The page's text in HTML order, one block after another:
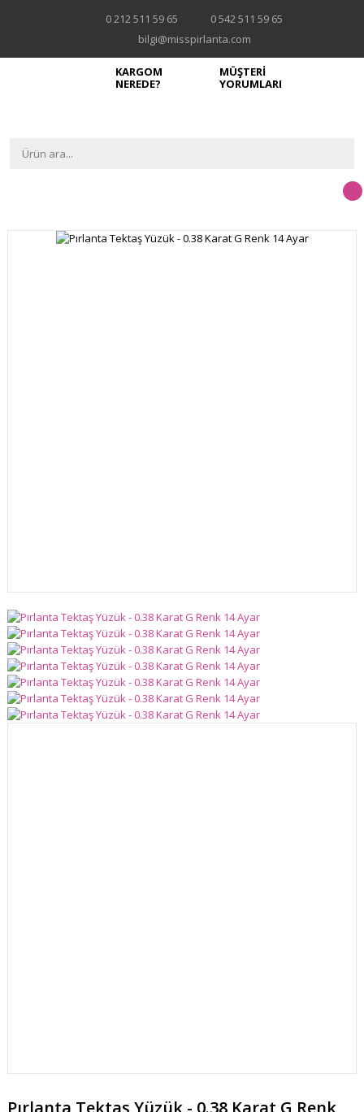
0 212 511 59 65
0 542 511 59 65
bilgi@misspirlanta.com
KARGOM
NEREDE?
MÜŞTERİ
YORUMLARI